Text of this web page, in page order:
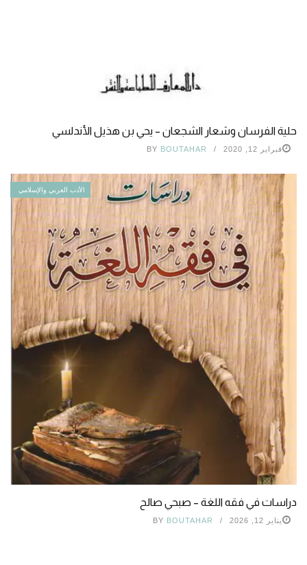
حلية الفرسان وشعار الشجعان – يحي بن هذيل الأندلسي
فبراير 12, 2020 BY BOUTAHAR
الأدب العربي والإسلامي
دراسات في فقه اللغة – صبحي صالح
يناير 12, 2026 BY BOUTAHAR